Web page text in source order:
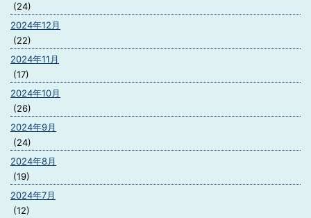
(24)
2024年12月
(22)
2024年11月
(17)
2024年10月
(26)
2024年9月
(24)
2024年8月
(19)
2024年7月
(12)